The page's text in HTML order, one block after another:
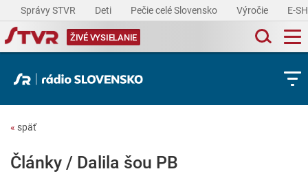
Správy STVR Deti Pečie celé Slovensko Výročie E-
ŽIVÉ VYSIELANIE
« späť
Články / Dalila šou PB